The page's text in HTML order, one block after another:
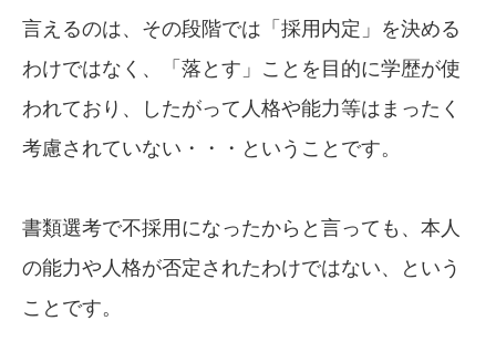
言えるのは、その段階では「採用内定」を決める
わけではなく、「落とす」ことを目的に学歴が使
われており、したがって人格や能力等はまったく
考慮されていない・・・ということです。
書類選考で不採用になったからと言っても、本人
の能力や人格が否定されたわけではない、という
ことです。